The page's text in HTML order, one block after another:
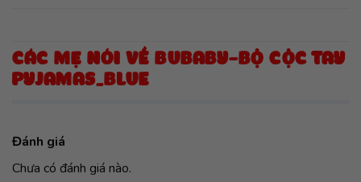
CÁC MẸ NÓI VỀ BUBABY-BỘ CỘC TAY
PYJAMAS_BLUE
Đánh giá
Chưa có đánh giá nào.